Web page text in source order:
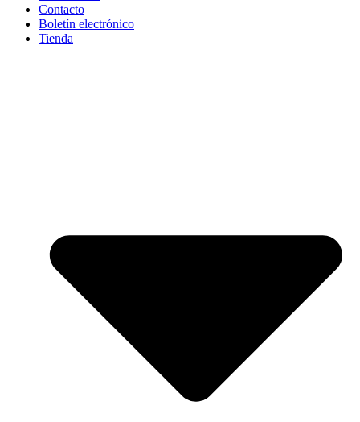
Contacto
Boletín electrónico
Tienda